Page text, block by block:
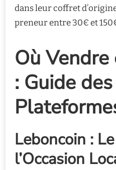
dans leur coffret
preneur entre 30€ et
Où
: Guide
Leboncoin :
l’Occasion